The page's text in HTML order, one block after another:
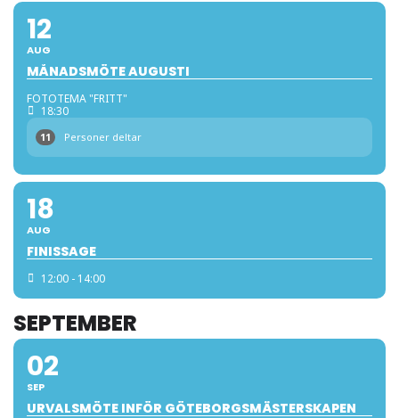
12
AUG
MÅNADSMÖTE AUGUSTI
FOTOTEMA "FRITT"
18:30
11 Personer deltar
18
AUG
FINISSAGE
12:00 - 14:00
SEPTEMBER
02
SEP
URVALSMÖTE INFÖR GÖTEBORGSMÄSTERSKAPEN